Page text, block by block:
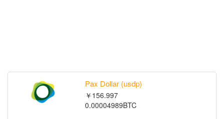
Pax Dollar (usdp)
￥156.997
0.00004989BTC